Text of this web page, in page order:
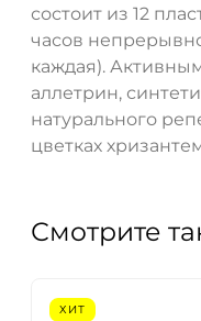
состоит из 12
часов
каждая).
аллетрин,
натурального
цветках
Смотрите
ХИТ